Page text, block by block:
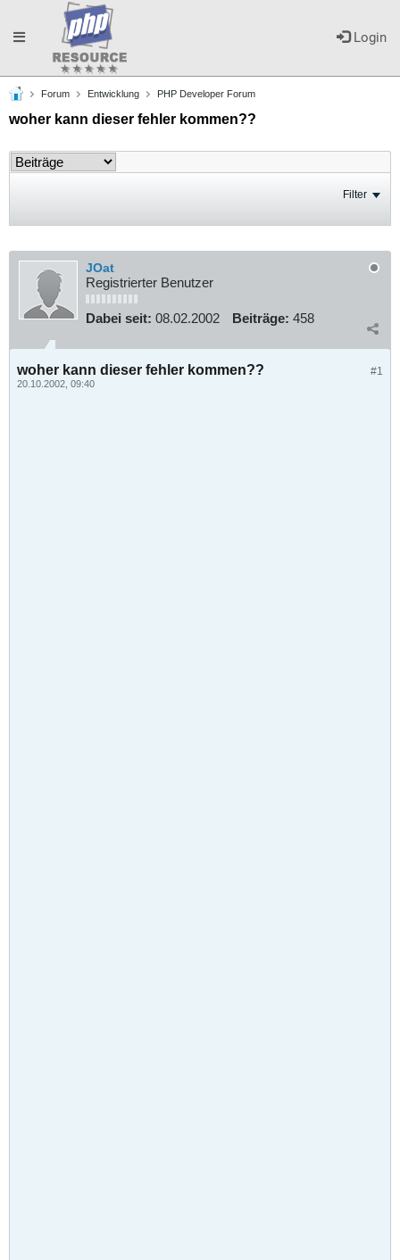
Login
Toggle
navigation
Forum Entwicklung PHP Developer Forum
woher kann dieser fehler kommen??
Filter
JOat
Registrierter Benutzer
Dabei seit: 08.02.2002 Beiträge: 458
#1
woher kann dieser fehler kommen??
20.10.2002, 09:40